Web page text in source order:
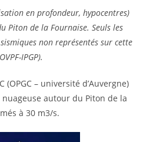
en profondeur, hypocentres)
Piton de la Fournaise. Seuls les
non représentés sur cette
IPGP).
– université d’Auvergne)
autour du Piton de la
à 30 m3/s.